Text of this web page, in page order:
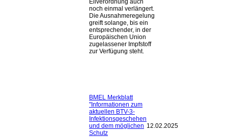
noch einmal verlängert.
Die Ausnahmeregelung
greift solange, bis ein
entsprechender, in der
Europäischen Union
zugelassener Impfstoff
zur Verfügung steht.
BMEL Merkblatt
"Informationen zum
aktuellen BTV-3-
Infektionsgeschehen
und dem möglichen
Schutz
12.02.2025